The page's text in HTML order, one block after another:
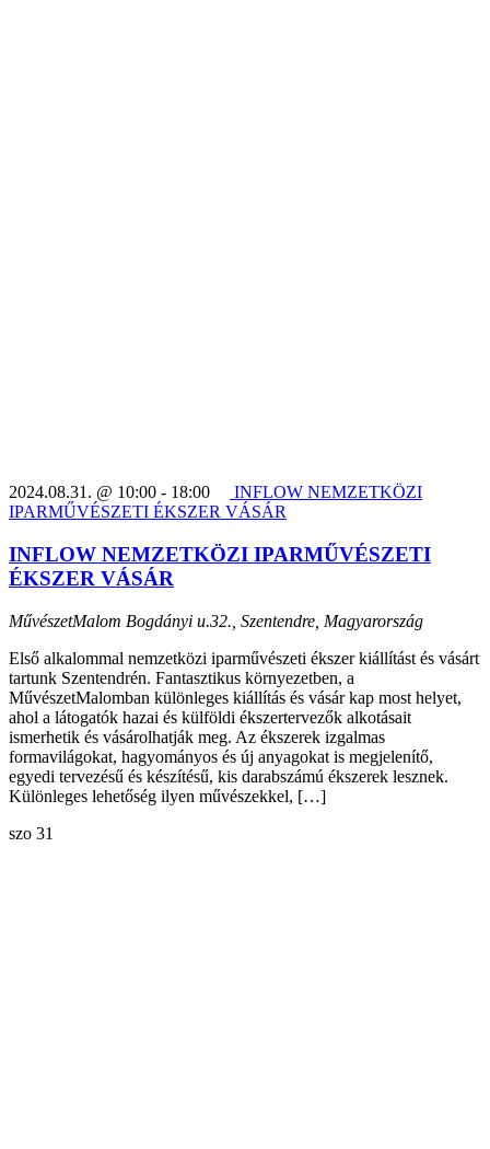
2024.08.31. @ 10:00 - 18:00
INFLOW NEMZETKÖZI
IPARMŰVÉSZETI ÉKSZER VÁSÁR
INFLOW NEMZETKÖZI IPARMŰVÉSZETI
ÉKSZER VÁSÁR
MűvészetMalom Bogdányi u.32., Szentendre, Magyarország
Első alkalommal nemzetközi iparművészeti ékszer kiállítást és vásárt
tartunk Szentendrén. Fantasztikus környezetben, a
MűvészetMalomban különleges kiállítás és vásár kap most helyet,
ahol a látogatók hazai és külföldi ékszertervezők alkotásait
ismerhetik és vásárolhatják meg. Az ékszerek izgalmas
formavilágokat, hagyományos és új anyagokat is megjelenítő,
egyedi tervezésű és készítésű, kis darabszámú ékszerek lesznek.
Különleges lehetőség ilyen művészekkel, […]
szo 31